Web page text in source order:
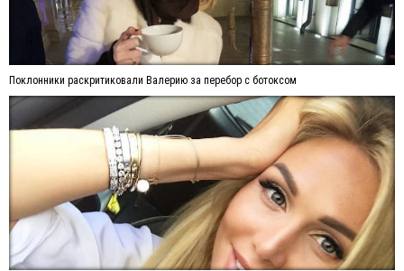
Поклонники раскритиковали Валерию за перебор с ботоксом